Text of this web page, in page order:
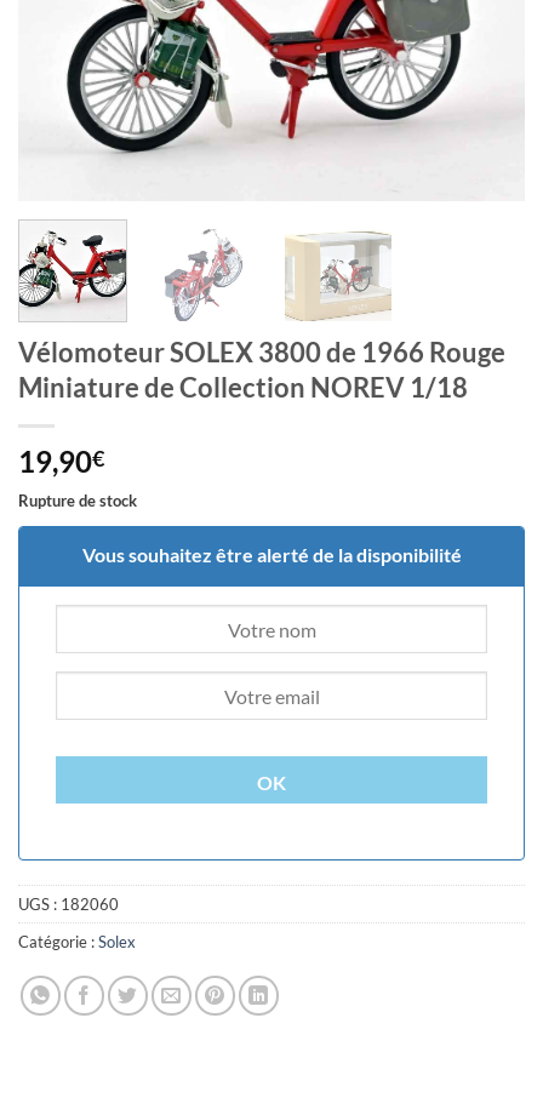
Vélomoteur SOLEX 3800 de 1966 Rouge
Miniature de Collection NOREV 1/18
19,90€
Rupture de stock
Vous souhaitez être alerté de la disponibilité
OK
UGS : 182060
Catégorie :Solex